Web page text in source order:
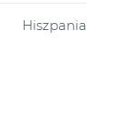
Hiszpania